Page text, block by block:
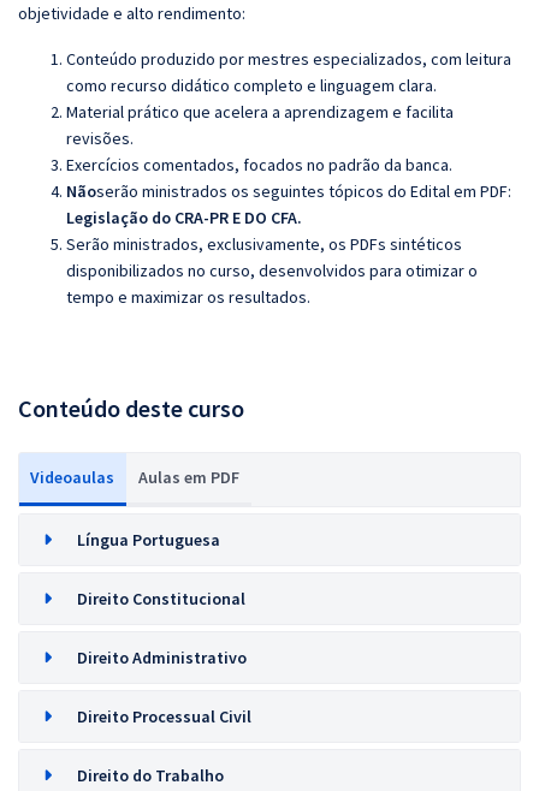
objetividade e alto rendimento:
Conteúdo produzido por mestres especializados, com leitura
como recurso didático completo e linguagem clara.
Material prático que acelera a aprendizagem e facilita
revisões.
Exercícios comentados, focados no padrão da banca.
Nãoserão ministrados os seguintes tópicos do Edital em PDF:
Legislação do CRA-PR E DO CFA.
Serão ministrados, exclusivamente, os PDFs sintéticos
disponibilizados no curso, desenvolvidos para otimizar o
tempo e maximizar os resultados.
Conteúdo deste curso
Videoaulas Aulas em PDF
Língua Portuguesa
Direito Constitucional
Direito Administrativo
Direito Processual Civil
Direito do Trabalho